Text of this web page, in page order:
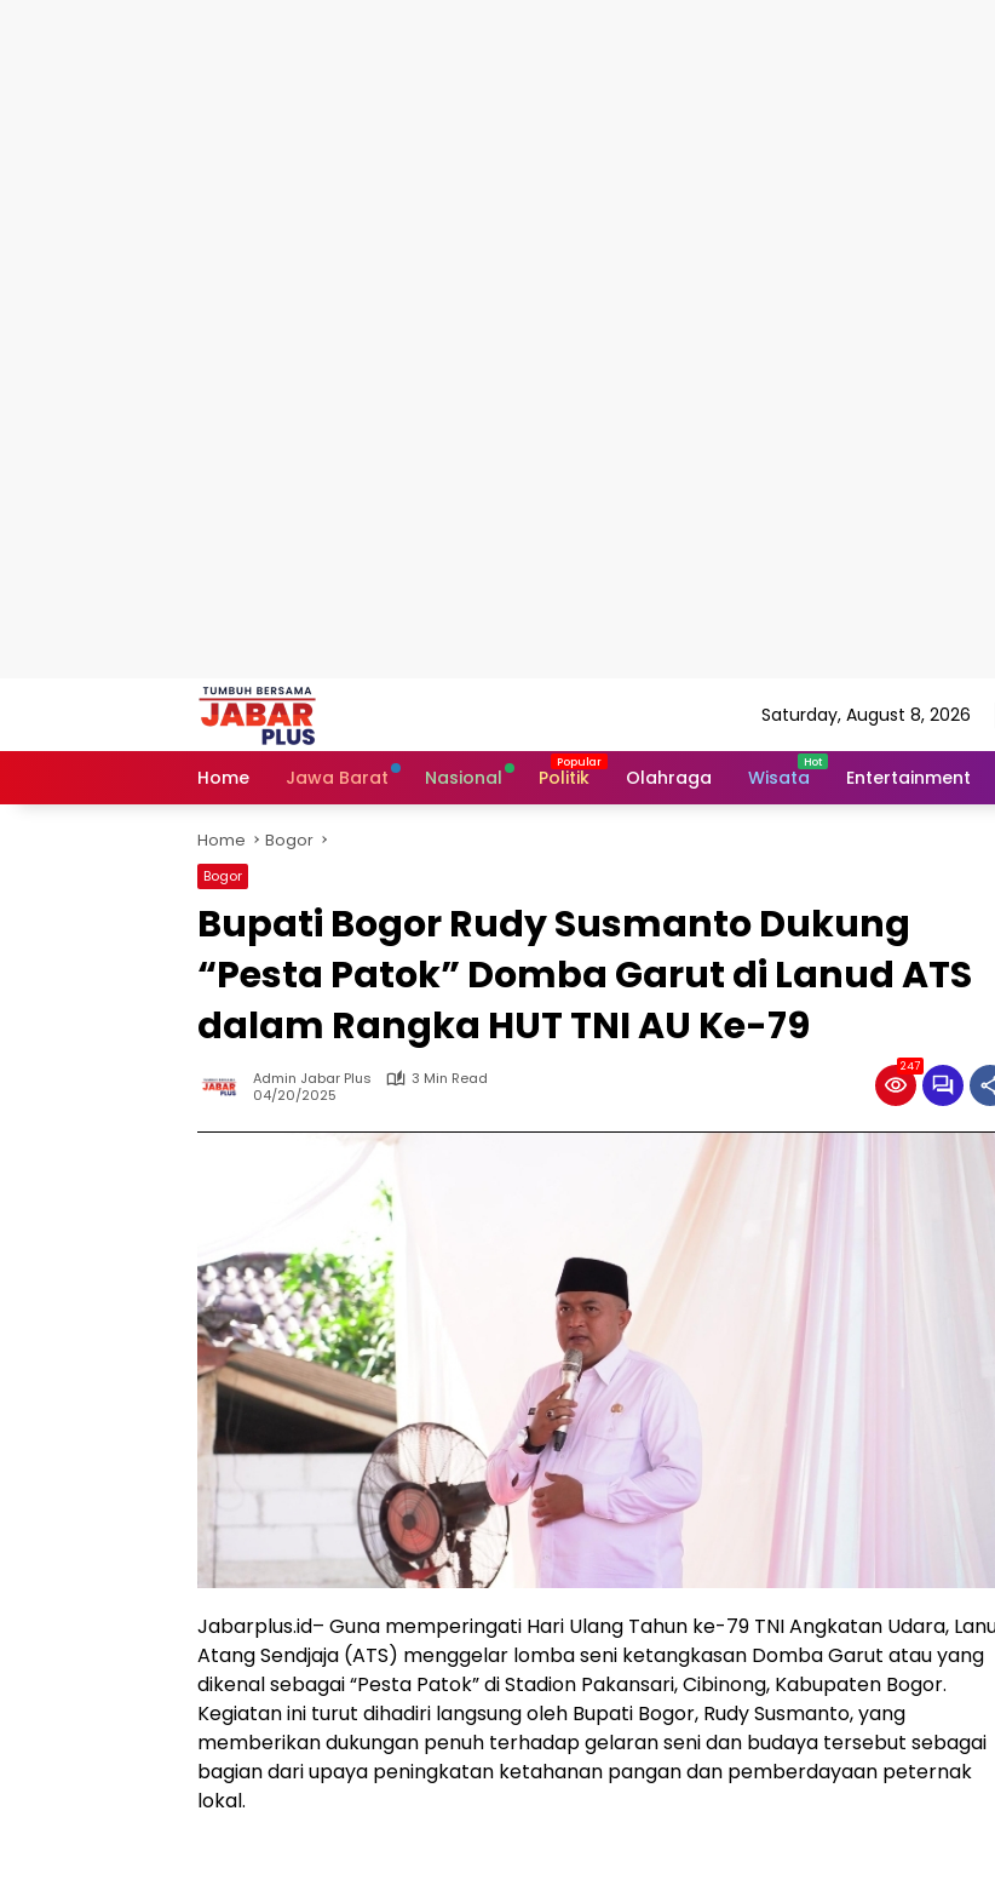
Saturday, August 8, 2026
Home Jawa Barat Nasional Politik Olahraga Wisata Entertainment
Home Bogor
Bogor
Bupati Bogor Rudy Susmanto Dukung
“Pesta Patok” Domba Garut di Lanud ATS
dalam Rangka HUT TNI AU Ke-79
Admin Jabar Plus
3 Min Read
04/20/2025
247
Jabarplus.id– Guna memperingati Hari Ulang Tahun ke-79 TNI Angkatan Udara,
Atang Sendjaja (ATS) menggelar lomba seni ketangkasan Domba Garut atau yang
dikenal sebagai “Pesta Patok” di Stadion Pakansari, Cibinong, Kabupaten Bogor.
Kegiatan ini turut dihadiri langsung oleh Bupati Bogor, Rudy Susmanto, yang
memberikan dukungan penuh terhadap gelaran seni dan budaya tersebut sebagai
bagian dari upaya peningkatan ketahanan pangan dan pemberdayaan peternak
lokal.